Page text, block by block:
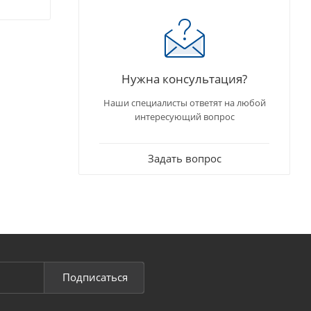
Нужна консультация?
Наши специалисты ответят на любой
интересующий вопрос
Задать вопрос
Подписаться